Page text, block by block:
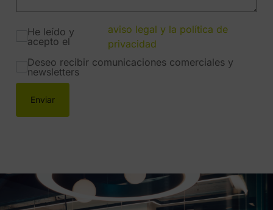
He leído y
acepto el
aviso legal y la política de
privacidad
Deseo recibir comunicaciones comerciales y
newsletters
Enviar